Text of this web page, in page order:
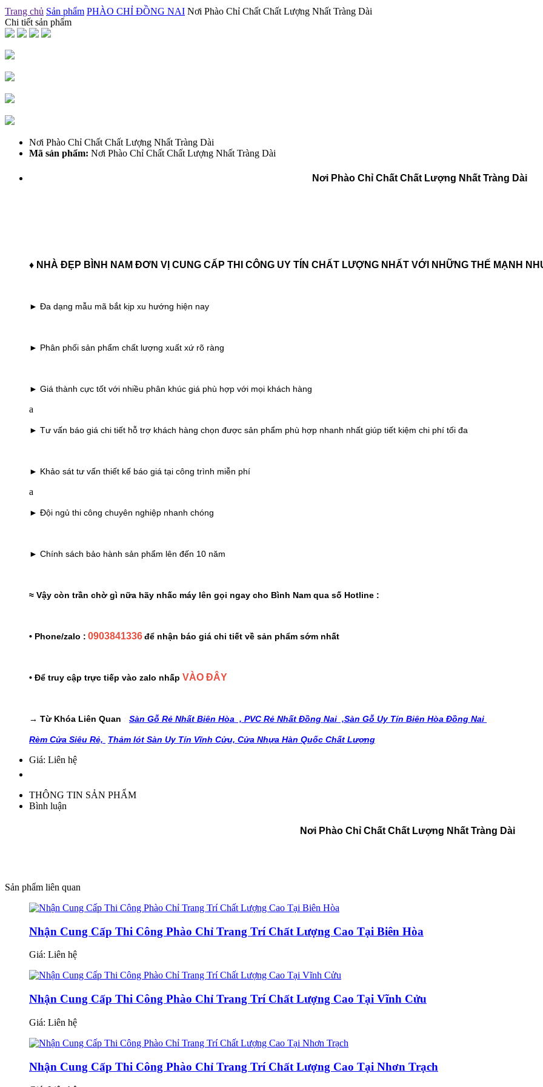
Trang chủ Sản phẩm PHÀO CHỈ ĐỒNG NAI Nơi Phào Chỉ Chất Chất Lượng Nhất Tràng Dài
Chi tiết sản phẩm
Nơi Phào Chỉ Chất Chất Lượng Nhất Tràng Dài
Mã sản phẩm: Nơi Phào Chỉ Chất Chất Lượng Nhất Tràng Dài
Nơi Phào Chỉ Chất Chất Lượng Nhất Tràng Dài
♦ NHÀ ĐẸP BÌNH NAM ĐƠN VỊ CUNG CẤP THI CÔNG UY TÍN CHẤT LƯỢNG NHẤT VỚI NHỮNG THẾ MẠNH
► Đa dạng mẫu mã bắt kịp xu hướng hiện nay
► Phân phối sản phẩm chất lượng xuất xứ rõ ràng
► Giá thành cực tốt với nhiều phân khúc giá phù hợp với mọi khách hàng
a
► Tư vấn báo giá chi tiết hỗ trợ khách hàng chọn được sản phẩm phù hợp nhanh nhất giúp tiết kiệm chi phí tối đa
► Khảo sát tư vấn thiết kế báo giá tại công trình miễn phí
a
► Đội ngủ thi công chuyên nghiệp nhanh chóng
► Chính sách bảo hành sản phẩm lên đến 10 năm
≈ Vậy còn trần chờ gì nữa hãy nhấc máy lên gọi ngay cho Bình Nam qua số Hotline :
• Phone/zalo : 0903841336để nhận báo giá chi tiết về sản phẩm sớm nhất
• Để truy cập trực tiếp vào zalo nhấp VÀO ĐÂY
→ Từ Khóa Liên Quan Sàn Gỗ Rẻ Nhất Biên Hòa , PVC Rẻ Nhất Đồng Nai ,Sàn Gỗ Uy Tín Biên Hòa Đồng Nai
Rèm Cửa Siêu Rẻ, Thảm lót Sàn Uy Tín Vĩnh Cửu, Cửa Nhựa Hàn Quốc Chất Lượng
Giá: Liên hệ
THÔNG TIN SẢN PHẨM
Bình luận
Nơi Phào Chỉ Chất Chất Lượng Nhất Tràng Dài
Sản phẩm liên quan
Nhận Cung Cấp Thi Công Phào Chỉ Trang Trí Chất Lượng Cao Tại Biên Hòa
Giá: Liên hệ
Nhận Cung Cấp Thi Công Phào Chỉ Trang Trí Chất Lượng Cao Tại Vĩnh Cửu
Giá: Liên hệ
Nhận Cung Cấp Thi Công Phào Chỉ Trang Trí Chất Lượng Cao Tại Nhơn Trạch